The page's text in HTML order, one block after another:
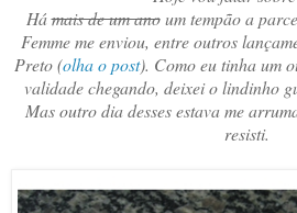
Hámais de um anoum tempão a
Femme me enviou, entre outros
Preto (olha o post). Como eu tinha um
validade chegando, deixei o lindinho
Mas outro dia desses estava me
resisti.